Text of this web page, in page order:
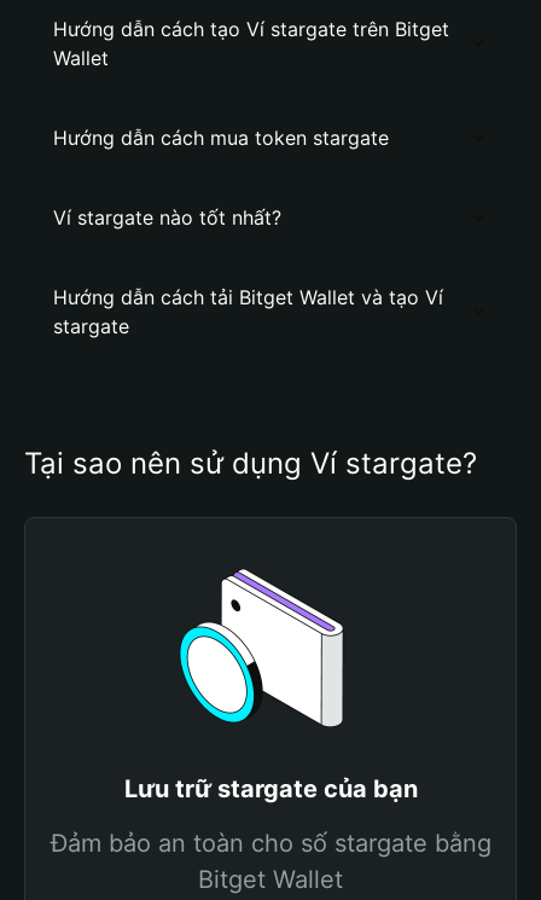
Hướng dẫn cách tạo Ví stargate trên Bitget
Wallet
Hướng dẫn cách mua token stargate
Ví stargate nào tốt nhất?
Hướng dẫn cách tải Bitget Wallet và tạo Ví
stargate
Tại sao nên sử dụng Ví stargate?
Lưu trữ stargate của bạn
Đảm bảo an toàn cho số stargate bằng
Bitget Wallet